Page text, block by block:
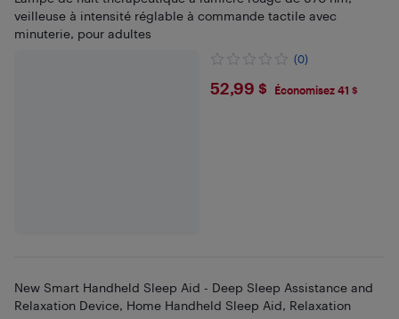
veilleuse à intensité réglable à commande tactile avec
minuterie, pour adultes
(0)
$52.99
52,99 $ Économisez 41 $
New Smart Handheld Sleep Aid - Deep Sleep Assistance and
Relaxation Device, Home Handheld Sleep Aid, Relaxation